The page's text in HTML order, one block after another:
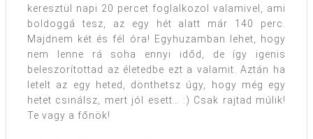
keresztül napi 20 percet foglalkozol valamivel, ami
boldoggá tesz, az egy hét alatt már 140 perc.
Majdnem két és fél óra! Egyhuzamban lehet, hogy
nem lenne rá soha ennyi időd, de így igenis
beleszorítottad az életedbe ezt a valamit. Aztán ha
letelt az egy heted, dönthetsz úgy, hogy még egy
hetet csinálsz, mert jól esett… :) Csak rajtad múlik!
Te vagy a főnök!